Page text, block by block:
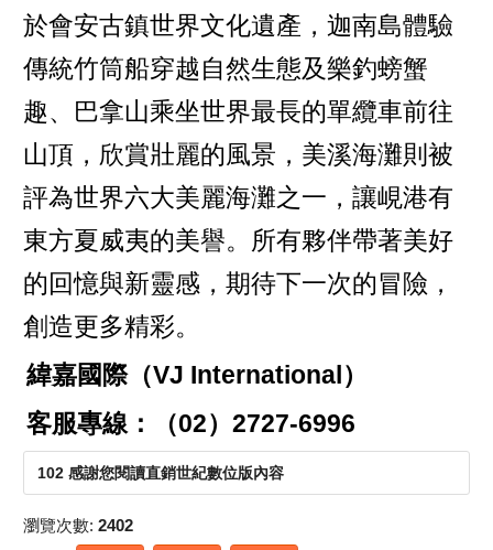
於會安古鎮世界文化遺產，迦南島體驗
傳統竹筒船穿越自然生態及樂釣螃蟹
趣、巴拿山乘坐世界最長的單纜車前往
山頂，欣賞壯麗的風景，美溪海灘則被
評為世界六大美麗海灘之一，讓峴港有
東方夏威夷的美譽。所有夥伴帶著美好
的回憶與新靈感，期待下一次的冒險，
創造更多精彩。
緯嘉國際（VJ International）
客服專線：（02）2727-6996
102 感謝您閱讀直銷世紀數位版內容
瀏覽次數: 2402